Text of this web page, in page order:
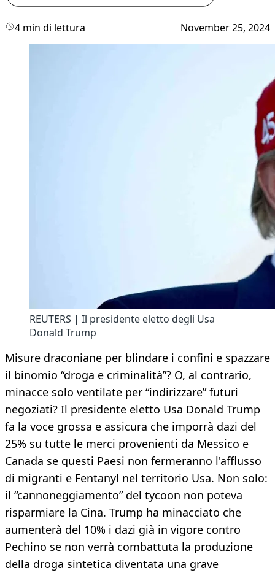
4 min di lettura November 25, 2024
REUTERS | Il presidente eletto degli Usa
Donald Trump
Misure draconiane per blindare i confini e spazzare
il binomio “droga e criminalità”? O, al contrario,
minacce solo ventilate per “indirizzare” futuri
negoziati? Il presidente eletto Usa Donald Trump
fa la voce grossa e assicura che imporrà dazi del
25% su tutte le merci provenienti da Messico e
Canada se questi Paesi non fermeranno l'afflusso
di migranti e Fentanyl nel territorio Usa. Non solo:
il “cannoneggiamento” del tycoon non poteva
risparmiare la Cina. Trump ha minacciato che
aumenterà del 10% i dazi già in vigore contro
Pechino se non verrà combattuta la produzione
della droga sintetica diventata una grave